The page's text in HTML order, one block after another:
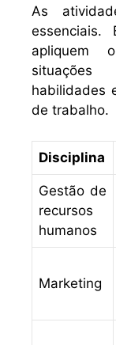
As
essenciais.
apliquem
situações
habilidades
de trabalho.
Disciplina
Gestão de
recursos
humanos
Marketing